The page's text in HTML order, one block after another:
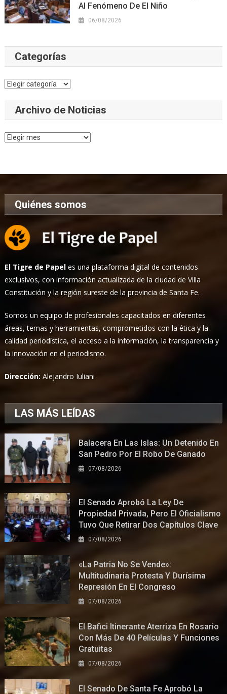
Al Fenómeno De El Niño
06/08/2026
Categorías
Categorías
Archivo de Noticias
Archivo
Quiénes somos
El Tigre de Papel es una plataforma digital de contenidos
exclusivos, con información actualizada de la ciudad de Villa
Constitución y la región sureste de la provincia de Santa Fe.
Somos un equipo de profesionales capacitados en diferentes
áreas, temas y herramientas, comprometidos con la ética y la
calidad periodística, el acceso a la información, la transparencia y
la innovación en el periodismo.
Dirección:Alejandro Iuliani
LAS MÁS LEÍDAS
Balacera En Las Islas: Un Detenido En
San Pedro Por El Robo De Ganado
07/08/2026
El Senado Aprobó La Ley De
Propiedad Privada, Pero El Oficialismo
Tuvo Que Retirar Dos Capítulos Clave
07/08/2026
«La Patria No Se Vende»:
Multitudinaria Protesta Y Durísima
Represión En El Congreso
07/08/2026
El Bafici Itinerante Aterriza En Rosario
Con Más De 40 Películas Y Funciones
Gratuitas
07/08/2026
El Senado De Santa Fe Aprobó La